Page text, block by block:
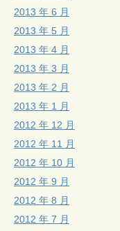
2013 年 6 月
2013 年 5 月
2013 年 4 月
2013 年 3 月
2013 年 2 月
2013 年 1 月
2012 年 12 月
2012 年 11 月
2012 年 10 月
2012 年 9 月
2012 年 8 月
2012 年 7 月